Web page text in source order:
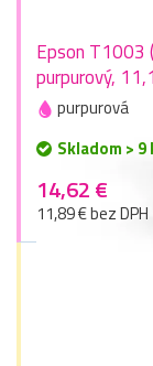
Epson T1003
purpurový,
purpurová
Skladom > 9
14,62 €
11,89 € bez DPH